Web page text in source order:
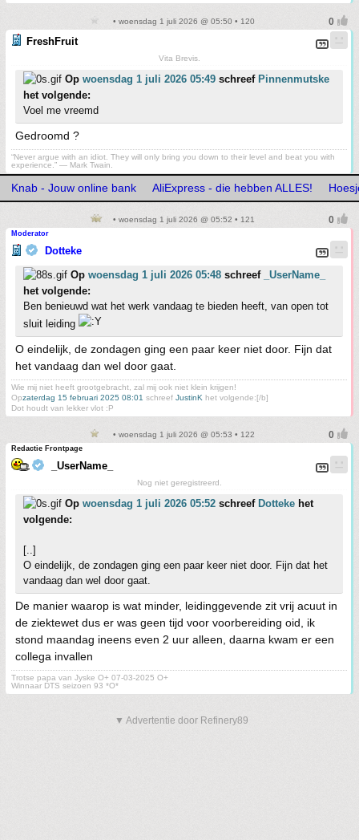
• woensdag 1 juli 2026 @ 05:50 • 120
FreshFruit
Vita Brevis.
Op woensdag 1 juli 2026 05:49 schreef Pinnenmutske
het volgende:
Voel me vreemd
Gedroomd ?
“Never argue with an idiot. They will only bring you down to their level and beat you with
experience.” ― Mark Twain.
Knab - Jouw online bank AliExpress - die hebben ALLES!
• woensdag 1 juli 2026 @ 05:52 • 121
Moderator
Dotteke
Op woensdag 1 juli 2026 05:48 schreef
_UserName_
het volgende:
Ben benieuwd wat het werk vandaag te bieden heeft, van open tot
sluit leiding
O eindelijk, de zondagen ging een paar keer niet door. Fijn dat
het vandaag dan wel door gaat.
Wie mij niet heeft grootgebracht, zal mij ook niet klein krijgen!
Opzaterdag 15 februari 2025 08:01 schreef JustinK het volgende:[/b]
Dot houdt van lekker vlot :P
• woensdag 1 juli 2026 @ 05:53 • 122
Redactie Frontpage
_UserName_
Nog niet geregistreerd.
Op woensdag 1 juli 2026 05:52 schreef Dotteke het
volgende:
[..]
O eindelijk, de zondagen ging een paar keer niet door. Fijn dat het
vandaag dan wel door gaat.
De manier waarop is wat minder, leidinggevende zit vrij acuut in
de ziektewet dus er was geen tijd voor voorbereiding oid, ik
stond maandag ineens even 2 uur alleen, daarna kwam er een
collega invallen
Trotse papa van Jyske O+ 07-03-2025 O+
Winnaar DTS seizoen 93 *O*
▼ Advertentie door Refinery89